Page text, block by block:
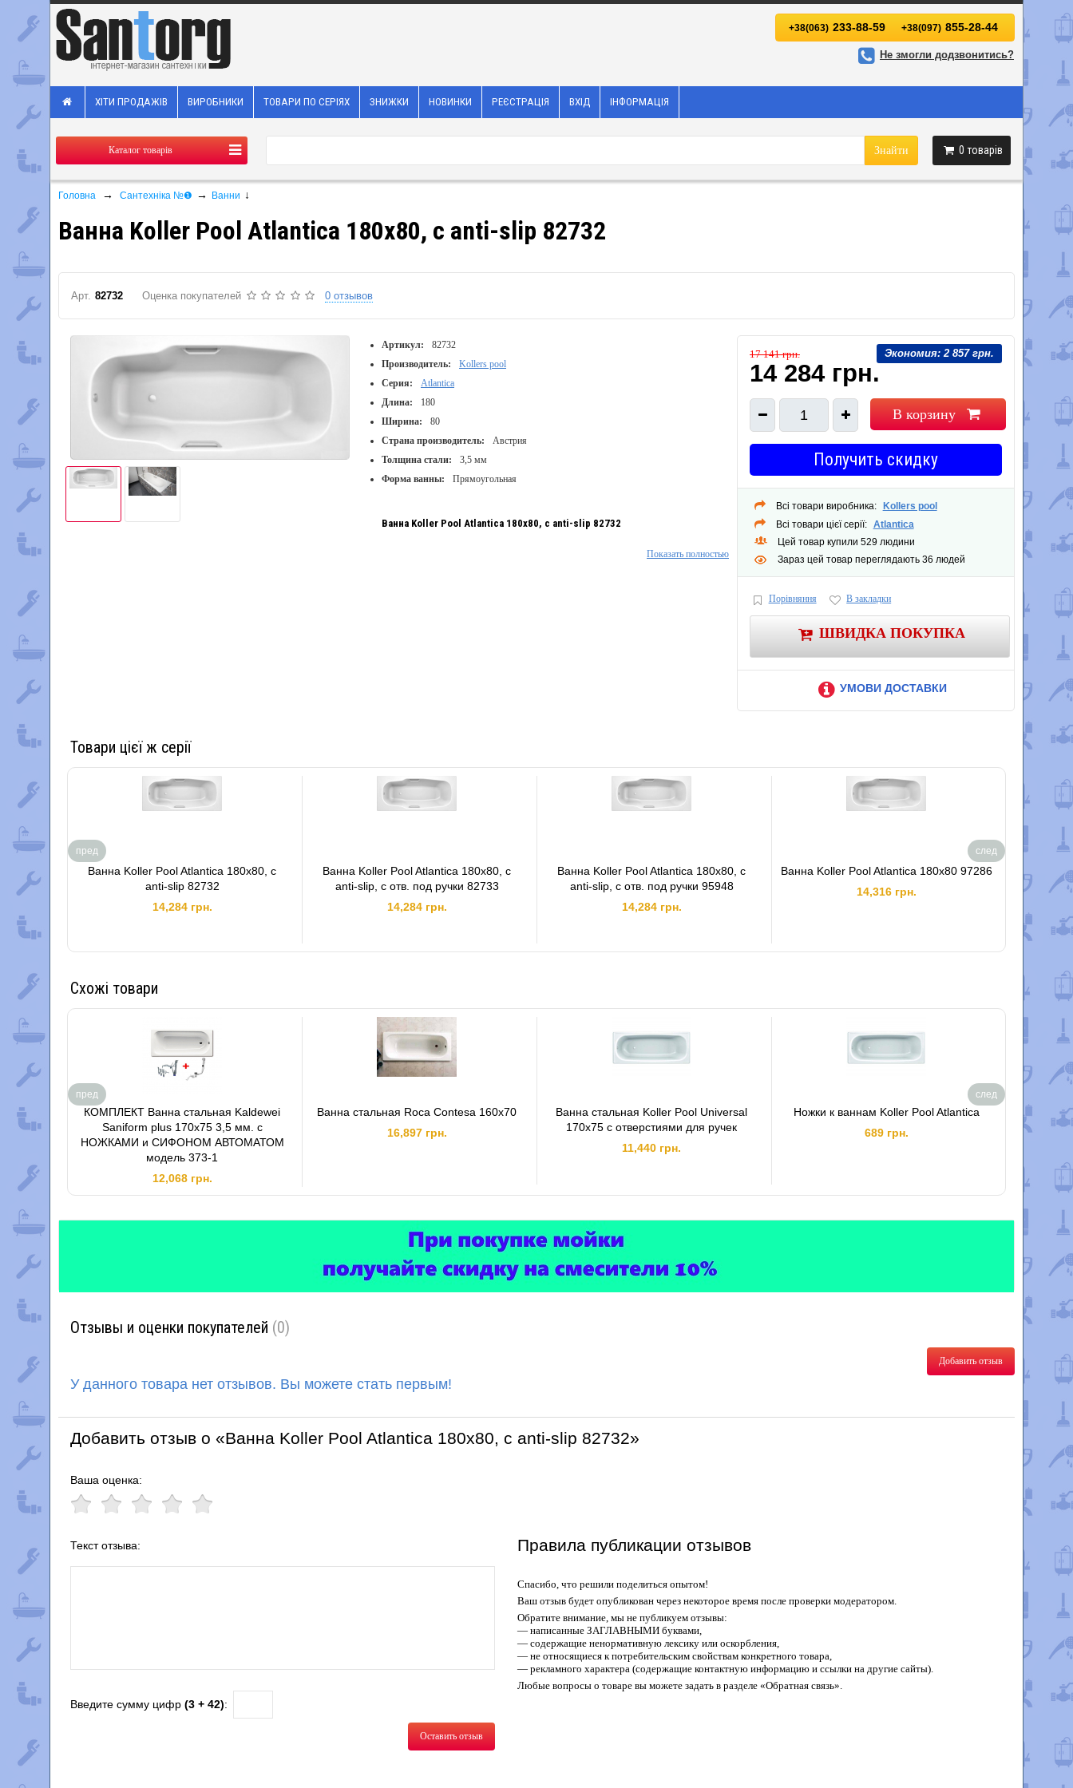
+38(063) 233-88-59 +38(097) 855-28-44
Не змогли додзвонитись?
ХІТИ ПРОДАЖІВ ВИРОБНИКИ ТОВАРИ ПО СЕРІЯХ ЗНИЖКИ НОВИНКИ РЕЄСТРАЦІЯ ВХІД ІНФОРМАЦІЯ
Каталог товарів 0 товарів
Знайти
Головна → Сантехніка №❶ → Ванни ↓
Ванна Koller Pool Atlantica 180x80, с anti-slip 82732
Арт. 82732 Оценка покупателей 0 отзывов
Артикул:
82732
Производитель:
Kollers pool
Серия:
Atlantica
Длина:
180
Ширина:
80
Страна производитель:
Австрия
Толщина стали:
3,5 мм
Форма ванны:
Прямоугольная
Ванна Koller Pool Atlantica 180x80, с anti-slip 82732
Показать полностью
Экономия:2 857 грн.
17 141 грн.
14 284 грн.
1 В корзину
Получить скидку
Всі товари виробника:
Kollers pool
Всі товари цієї серії: Atlantica
Цей товар купили 529 людини
Зараз цей товар переглядають 36 людей
Порівняння В закладки
ШВИДКА ПОКУПКА
УМОВИ ДОСТАВКИ
Товари цієї ж серії
Ванна Koller Pool Atlantica 180x80, с
anti-slip 82732
14,284 грн.
Ванна Koller Pool Atlantica 180x80, с
anti-slip, с отв. под ручки 82733
14,284 грн.
Ванна Koller Pool Atlantica 180x80, с
anti-slip, с отв. под ручки 95948
14,284 грн.
Ванна Koller Pool Atlantica 180x80 97286
14,316 грн.
Все
пред след
Схожі товари
КОМПЛЕКТ Ванна стальная Kaldewei
Saniform plus 170x75 3,5 мм. с
НОЖКАМИ и СИФОНОМ АВТОМАТОМ
модель 373-1
12,068 грн.
Ванна стальная Roca Contesa 160x70
16,897 грн.
Ванна стальная Koller Pool Universal
170x75 с отверстиями для ручек
11,440 грн.
Ножки к ваннам Koller Pool Atlantica
689 грн.
Ванна
пред след
Отзывы и оценки покупателей (0)
Добавить отзыв
У данного товара нет отзывов. Вы можете стать первым!
Добавить отзыв о «Ванна Koller Pool Atlantica 180x80, с anti-slip 82732»
Ваша оценка:
Текст отзыва:
Введите сумму цифр (3 + 42):
Оставить отзыв
Правила публикации отзывов
Спасибо, что решили поделиться опытом!
Ваш отзыв будет опубликован через некоторое время после проверки модератором.
Обратите внимание, мы не публикуем отзывы:
— написанные ЗАГЛАВНЫМИ буквами,
— содержащие ненормативную лексику или оскорбления,
— не относящиеся к потребительским свойствам конкретного товара,
— рекламного характера (содержащие контактную информацию и ссылки на другие сайты).
Любые вопросы о товаре вы можете задать в разделе «Обратная связь».